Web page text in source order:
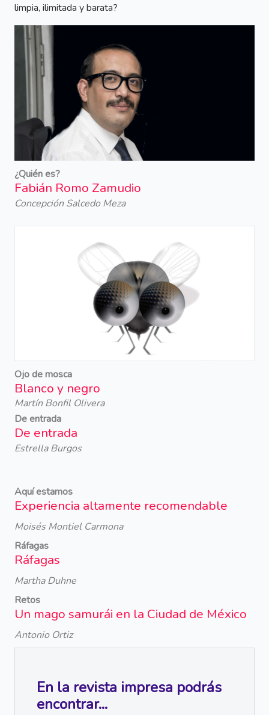
limpia, ilimitada y barata?
¿Quién es?
Fabián Romo Zamudio
Concepción Salcedo Meza
Ojo de mosca
Blanco y negro
Martín Bonfil Olivera
De entrada
De entrada
Estrella Burgos
Aquí estamos
Experiencia altamente recomendable
Moisés Montiel Carmona
Ráfagas
Ráfagas
Martha Duhne
Retos
Un mago samurái en la Ciudad de México
Antonio Ortiz
En la revista impresa podrás
encontrar...